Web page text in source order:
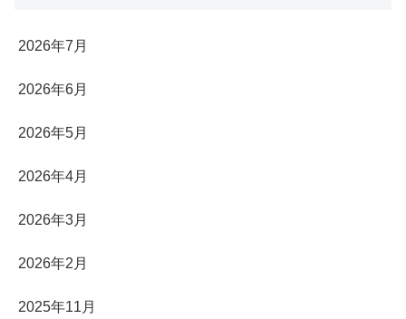
2026年7月
2026年6月
2026年5月
2026年4月
2026年3月
2026年2月
2025年11月